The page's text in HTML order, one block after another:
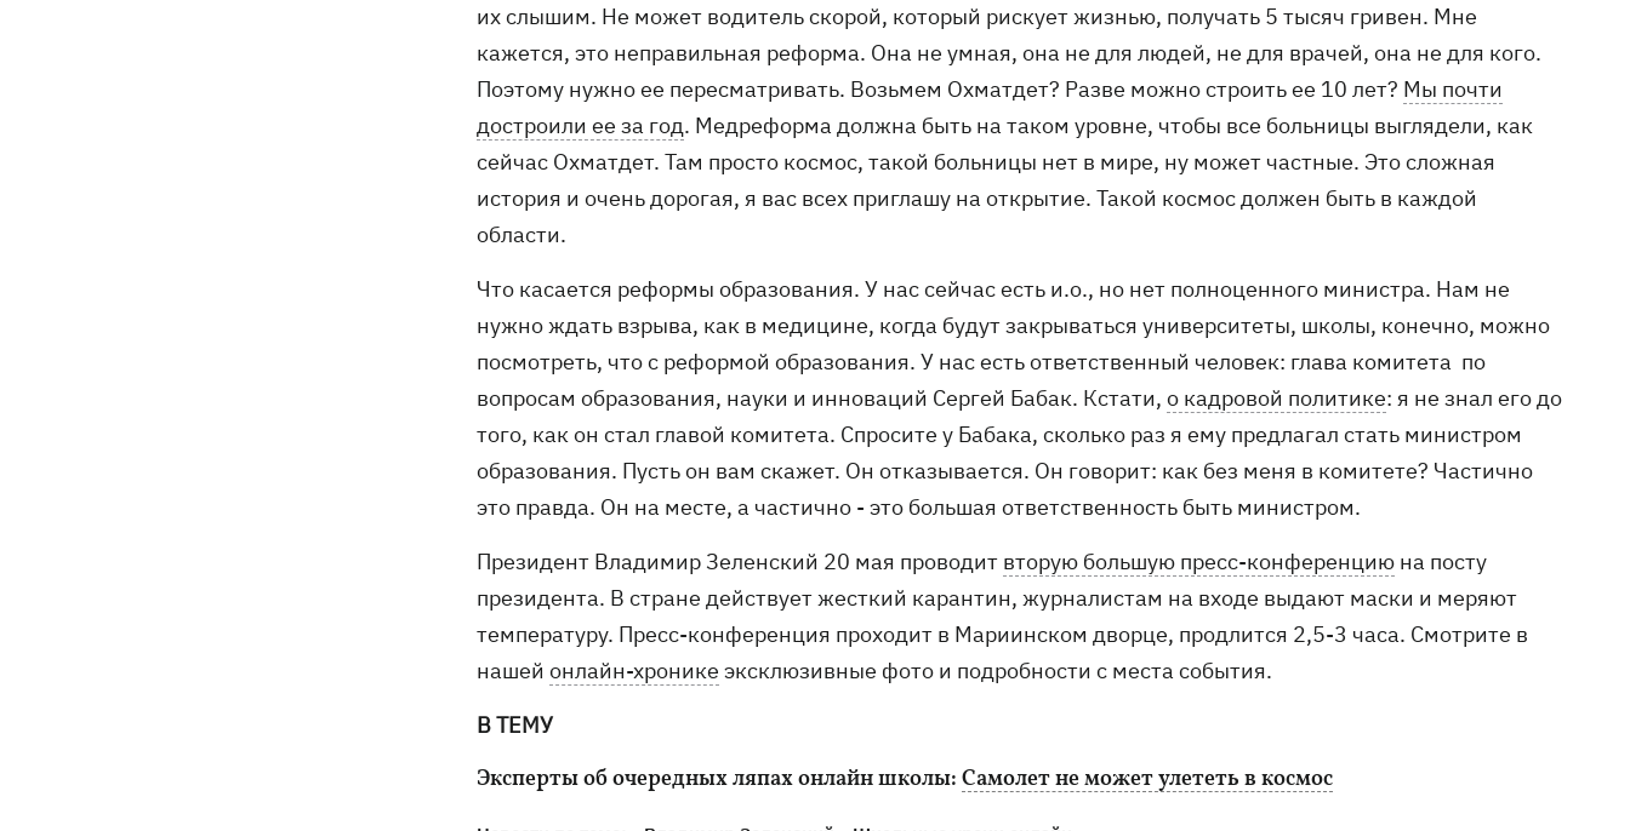
их слышим. Не может водитель скорой, который рискует жизнью, получать 5 тысяч гривен. Мне
кажется, это неправильная реформа. Она не умная, она не для людей, не для врачей, она не для кого.
Поэтому нужно ее пересматривать. Возьмем Охматдет? Разве можно строить ее 10 лет? Мы почти
достроили ее за год. Медреформа должна быть на таком уровне, чтобы все больницы выглядели, как
сейчас Охматдет. Там просто космос, такой больницы нет в мире, ну может частные. Это сложная
история и очень дорогая, я вас всех приглашу на открытие. Такой космос должен быть в каждой
области.
Что касается реформы образования. У нас сейчас есть и.о., но нет полноценного министра. Нам не
нужно ждать взрыва, как в медицине, когда будут закрываться университеты, школы, конечно, можно
посмотреть, что с реформой образования. У нас есть ответственный человек: глава комитета по
вопросам образования, науки и инноваций Сергей Бабак. Кстати, о кадровой политике: я не знал его до
того, как он стал главой комитета. Спросите у Бабака, сколько раз я ему предлагал стать министром
образования. Пусть он вам скажет. Он отказывается. Он говорит: как без меня в комитете? Частично
это правда. Он на месте, а частично - это большая ответственность быть министром.
Президент Владимир Зеленский 20 мая проводит вторую большую пресс-конференцию на посту
президента. В стране действует жесткий карантин, журналистам на входе выдают маски и меряют
температуру. Пресс-конференция проходит в Мариинском дворце, продлится 2,5-3 часа. Смотрите в
нашей онлайн-хронике эксклюзивные фото и подробности с места события.
В ТЕМУ
Эксперты об очередных ляпах онлайн школы: Самолет не может улететь в космос